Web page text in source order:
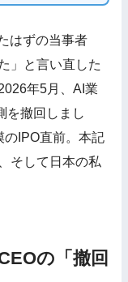
はずの当事者
」と言い直した
年5月、AI業
を撤回しまし
のIPO直前。本記
そして日本の私
の「撤回